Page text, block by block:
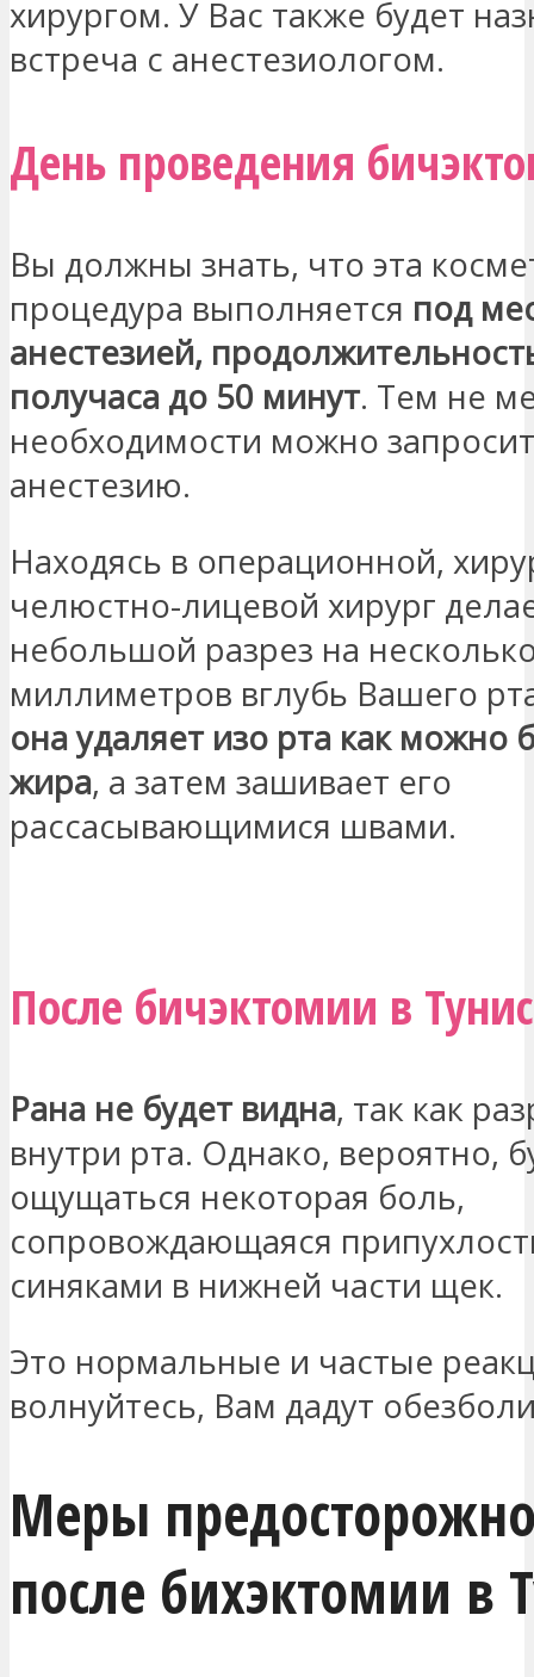
хирургом. У Вас также будет
встреча с анестезиологом.
День проведения
Вы должны знать, что эта
процедура выполняется под
анестезией,
получаса до 50 минут. Тем не
необходимости можно
анестезию.
Находясь в операционной,
челюстно-лицевой хирург
небольшой разрез на
миллиметров вглубь Вашего
она удаляет изо рта как можно
жира, а затем зашивает его
рассасывающимися швами.
После бичэктомии в
Рана не будет видна, так как
внутри рта. Однако, вероятно,
ощущаться некоторая боль,
сопровождающаяся
синяками в нижней части щек.
Это нормальные и частые
волнуйтесь, Вам дадут
Меры
после бихэктомии в